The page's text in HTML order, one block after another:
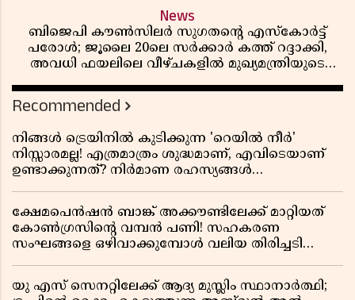
News
ബിജെപി കൗൺസിലർ സുഗതന്റെ എസ്‌കോർട്ട്
പരോൾ; ജൂലൈ 20ലെ സർക്കാർ കത്ത് റദ്ദാക്കി,
അവധി ഫയലിലെ വീഴ്ചകളിൽ മുഖ്യമന്ത്രിയുടെ
Recommended
നിങ്ങൾ ട്രെയിനിൽ കുടിക്കുന്ന 'റെയിൽ നീർ'
നിസ്സാരമല്ല! എത്രമാത്രം ശുദ്ധമാണ്, എവിടെയാണ്
ഉണ്ടാക്കുന്നത്? നിർമാണ രഹസ്യങ്ങൾ
ക്ഷേമപെൻഷൻ ബാങ്ക് അക്കൗണ്ടിലേക്ക് മാറ്റിയത്
കോൺഗ്രസിന്റെ വമ്പൻ പണി! സഹകരണ
സംഘങ്ങളെ ഒഴിവാക്കുമ്പോൾ വലിയ തിരിച്ചടി
യു എസ് സെനറ്റിലേക്ക് ആദ്യ മുസ്ലിം സ്ഥാനാർത്ഥി;